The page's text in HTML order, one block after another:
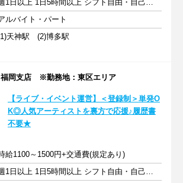
週1日以上 1日5時間以上 シフト自由・自己申告
ルバイト・パート
天神駅 (2)博多駅
福岡支店 ※勤務地：東区エリア
【ライブ・イベント運営】＜登録制＞単発O
K◎人気アーティストを裏方で応援♪履歴書
不要★
給1100～1500円+交通費(規定あり)
週1日以上 1日5時間以上 シフト自由・自己申告